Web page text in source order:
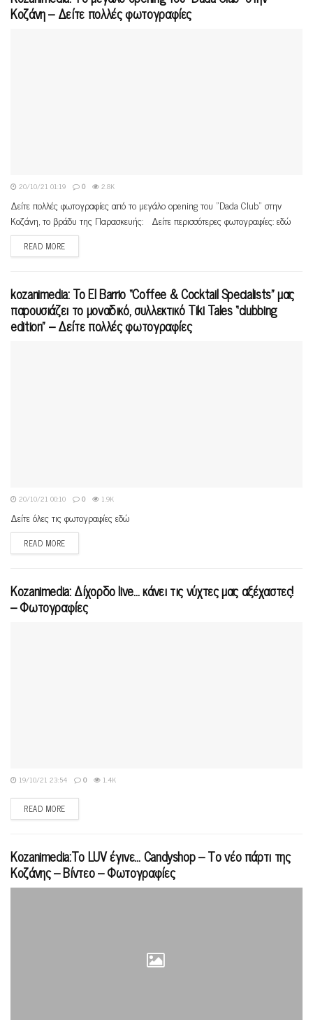
Κοζάνη – Δείτε πολλές φωτογραφίες
20/10/21 01:19 0 2.8K
Δείτε πολλές φωτογραφίες από το μεγάλο opening του "Dada Club" στην
Κοζάνη, το βράδυ της Παρασκευής: Δείτε περισσότερες φωτογραφίες: εδώ
READ MORE
kozanimedia: To El Barrio “Coffee & Cocktail Specialists” μας
παρουσιάζει το μοναδικό, συλλεκτικό Tiki Tales “clubbing
edition” – Δείτε πολλές φωτογραφίες
20/10/21 00:10 0 1.9K
Δείτε όλες τις φωτογραφίες εδώ
READ MORE
Kozanimedia: Δίχορδο live… κάνει τις νύχτες μας αξέχαστες!
– Φωτογραφίες
19/10/21 23:54 0 1.4K
READ MORE
Kozanimedia:Το LUV έγινε… Candyshop – Το νέο πάρτι της
Κοζάνης – Βίντεο – Φωτογραφίες